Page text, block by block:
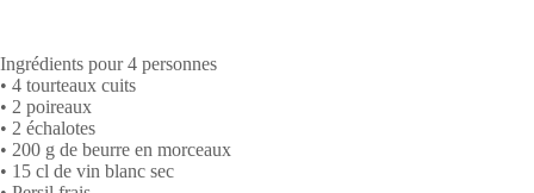
Ingrédients pour 4 personnes
• 4 tourteaux cuits
• 2 poireaux
• 2 échalotes
• 200 g de beurre en morceaux
• 15 cl de vin blanc sec